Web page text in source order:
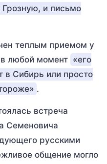
Грозную, и письмо
теплым приемом у
в любой момент «его
в Сибирь или просто
.
встреча
Семеновича
русскими
общение могло